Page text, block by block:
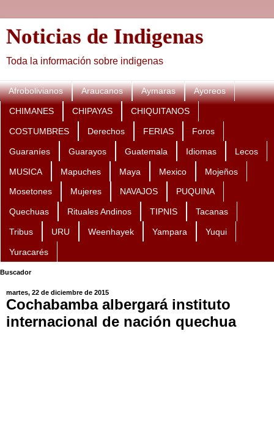
Noticias de Indigenas
Toda la información sobre indigenas
Afrobolivianos Araucanos Aymaras Ayoreos
CHIMANES CHIPAYAS CHIQUITANOS
COSTUMBRES Derechos FERIAS Foros
Guaraníes Guarayos Guatemala Idiomas Lecos
MUSICA Mapuches Maya Mexico Mojeños
Mosetones Mujeres NAVAJOS PUQUINA
Quechuas Rituales Andinos TIPNIS Tacanas
Tribus URU Weenhayek Yampara Yuqui
Yuracarés
Buscador
martes, 22 de diciembre de 2015
Cochabamba albergará instituto
internacional de nación quechua